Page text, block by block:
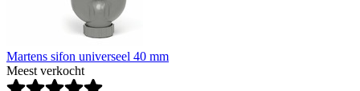
Martens sifon universeel 40 mm
Meest verkocht